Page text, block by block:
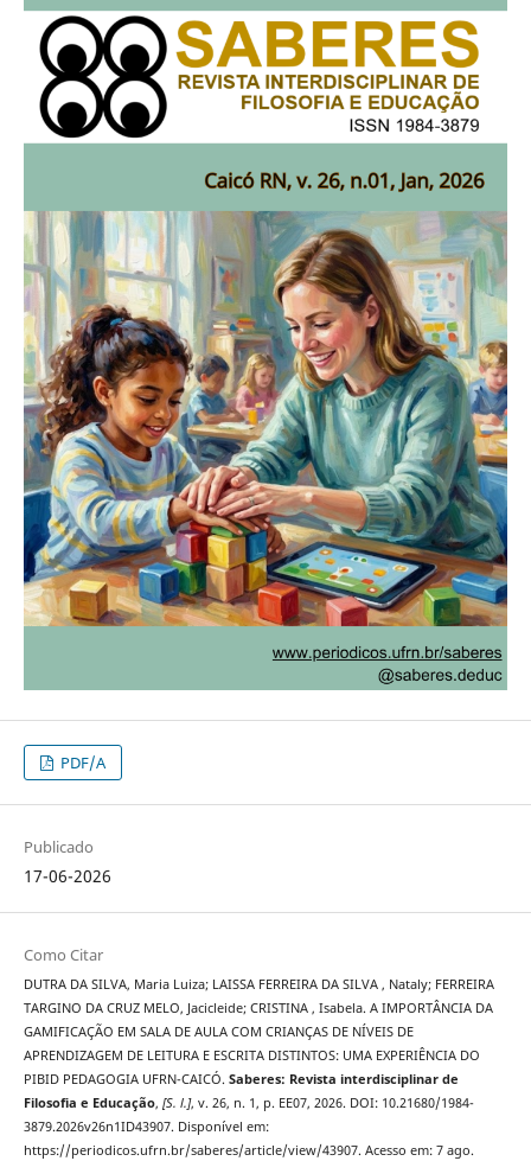
PDF/A
Publicado
17-06-2026
Como Citar
DUTRA DA SILVA, Maria Luiza; LAISSA FERREIRA DA SILVA , Nataly; FERREIRA
TARGINO DA CRUZ MELO, Jacicleide; CRISTINA , Isabela. A IMPORTÂNCIA DA
GAMIFICAÇÃO EM SALA DE AULA COM CRIANÇAS DE NÍVEIS DE
APRENDIZAGEM DE LEITURA E ESCRITA DISTINTOS: UMA EXPERIÊNCIA DO
PIBID PEDAGOGIA UFRN-CAICÓ. Saberes: Revista interdisciplinar de
Filosofia e Educação, [S. l.], v. 26, n. 1, p. EE07, 2026. DOI: 10.21680/1984-
3879.2026v26n1ID43907. Disponível em:
https://periodicos.ufrn.br/saberes/article/view/43907. Acesso em: 7 ago.